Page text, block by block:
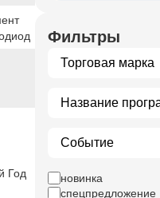
Год
Фильтры
новинка
спецпредложение